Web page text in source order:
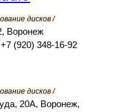
дисков /
Воронеж
(920) 348-16-92
дисков /
20А, Воронеж,